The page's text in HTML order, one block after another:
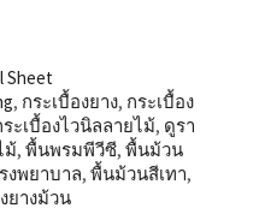
Sheet
, กระเบื้องยาง, กระเบื้อง
ระเบื้องไวนิลลายไม้, ดูรา
ม้, พื้นพรมพีวีซี, พื้นม้วน
งพยาบาล, พื้นม้วนสีเทา,
ยางม้วน